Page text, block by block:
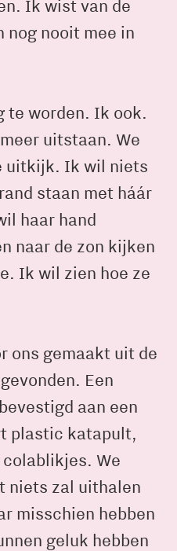
Ik wist van de
nog nooit mee in
te worden. Ik ook.
uitstaan. We
uitkijk. Ik wil niets
staan met háár
haar hand
naar de zon kijken
Ik wil zien hoe ze
ons gemaakt uit de
Een
aan een
plastic katapult,
We
niets zal uithalen
misschien hebben
geluk hebben